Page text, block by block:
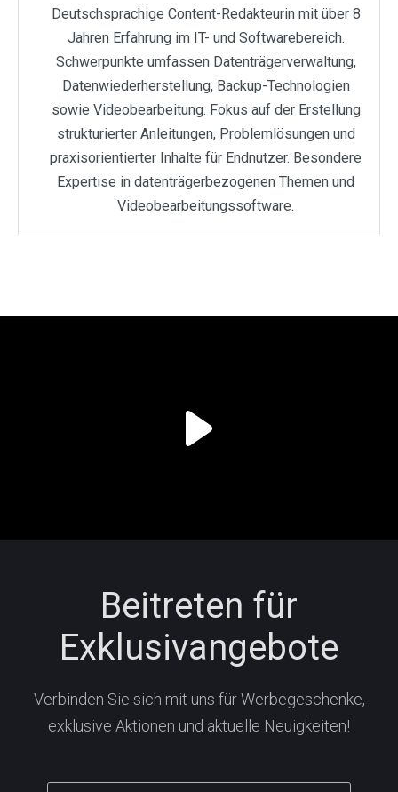
Deutschsprachige Content-Redakteurin mit über 8
Jahren Erfahrung im IT- und Softwarebereich.
Schwerpunkte umfassen Datenträgerverwaltung,
Datenwiederherstellung, Backup-Technologien
sowie Videobearbeitung. Fokus auf der Erstellung
strukturierter Anleitungen, Problemlösungen und
praxisorientierter Inhalte für Endnutzer. Besondere
Expertise in datenträgerbezogenen Themen und
Videobearbeitungssoftware.
Beitreten für
Exklusivangebote
Verbinden Sie sich mit uns für Werbegeschenke,
exklusive Aktionen und aktuelle Neuigkeiten!